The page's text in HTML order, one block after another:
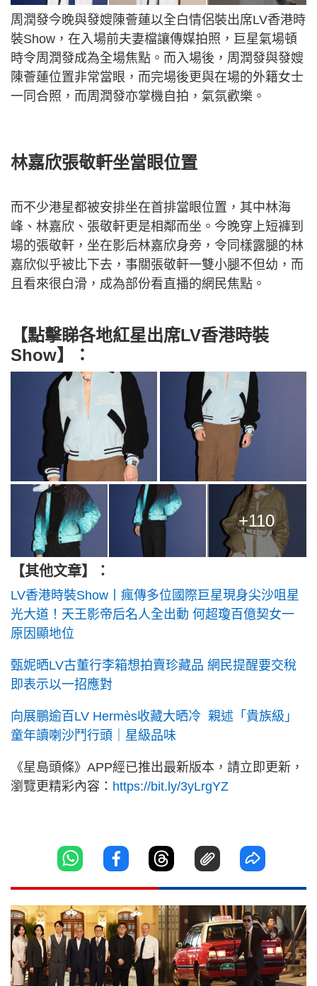
周潤發今晚與發嫂陳薈蓮以全白情侶裝出席LV香港時
裝Show，在入場前夫妻檔讓傳媒拍照，巨星氣場頓
時令周潤發成為全場焦點。而入場後，周潤發與發嫂
陳薈蓮位置非常當眼，而完場後更與在場的外籍女士
一同合照，而周潤發亦掌機自拍，氣氛歡樂。
林嘉欣張敬軒坐當眼位置
而不少港星都被安排坐在首排當眼位置，其中林海
峰、林嘉欣、張敬軒更是相鄰而坐。今晚穿上短褲到
場的張敬軒，坐在影后林嘉欣身旁，令同樣露腿的林
嘉欣似乎被比下去，事關張敬軒一雙小腿不但幼，而
且看來很白滑，成為部份看直播的網民焦點。
【點擊睇各地紅星出席LV香港時裝
Show】：
+110
【其他文章】：
LV香港時裝Show丨瘋傳多位國際巨星現身尖沙咀星
光大道！天王影帝后名人全出動 何超瓊百億契女一
原因顯地位
甄妮晒LV古董行李箱想拍賣珍藏品 網民提醒要交稅
即表示以一招應對
向展鵬逾百LV Hermès收藏大晒冷 親述「貴族級」
童年讀喇沙鬥行頭｜星級品味
《星島頭條》APP經已推出最新版本，請立即更新，
瀏覽更精彩內容： https://bit.ly/3yLrgYZ